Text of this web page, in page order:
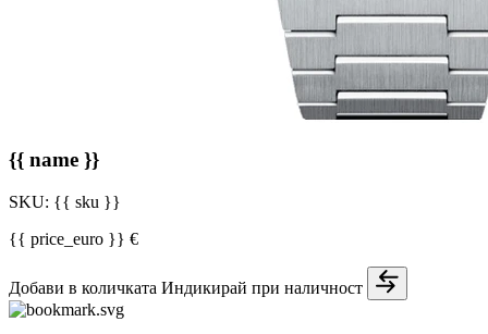
{{ name }}
SKU: {{ sku }}
{{ price_euro }} €
Добави в количката Индикирай при наличност